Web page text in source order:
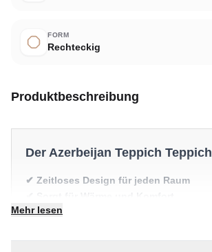
FORM
Rechteckig
Produktbeschreibung
Der Azerbeijan Teppich Teppich
✔ Zeitloses Design für jeden Raum
✔ Ein echter Blickfang für Ihr Zuhause
✔ Wertet jeden Raum mühelos auf
Mehr lesen